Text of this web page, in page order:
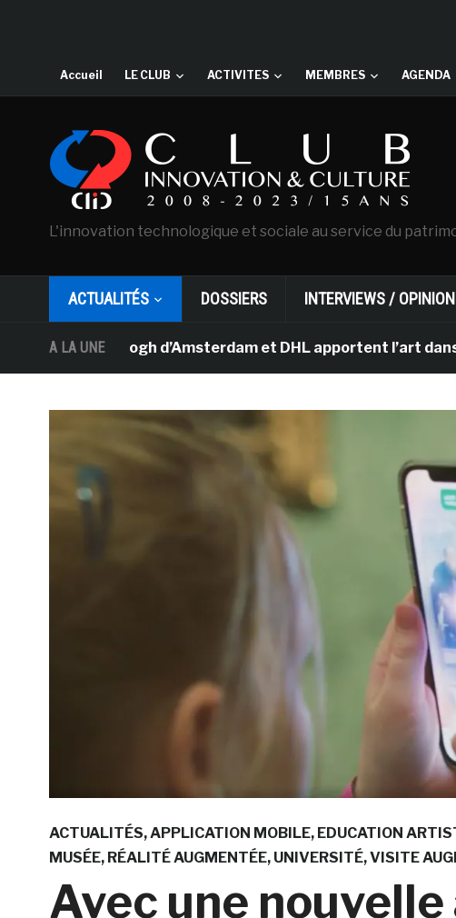
Accueil LE CLUB ACTIVITES MEMBRES AGENDA
L'innovation technologique et sociale au service du
ACTUALITÉS DOSSIERS INTERVIEWS /
A LA UNE
Van Gogh d’Amsterdam et DHL apportent l’art dans les
ACTUALITÉS APPLICATION MOBILE EDUCATION
MUSÉE RÉALITÉ AUGMENTÉE UNIVERSITÉ VISITE
Avec une